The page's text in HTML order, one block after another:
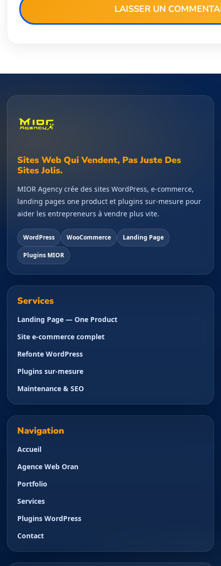
Sites Web Qui Vendent, Pas Juste Des
Sites Jolis.
MIOR Agency crée des sites WordPress, e-commerce,
landing pages one product et plugins sur-mesure pour
aider les entrepreneurs à vendre plus vite.
WordPress WooCommerce Landing Page
Plugins MIOR
Services
Landing Page — One Product
Site e-commerce complet
Refonte WordPress
Plugins sur-mesure
Maintenance & SEO
Navigation
Accueil
Agence Web Oran
Portfolio
Services
Plugins WordPress
Contact